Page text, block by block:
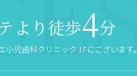
より徒歩4分
児歯科クリニック 1Fにございます。